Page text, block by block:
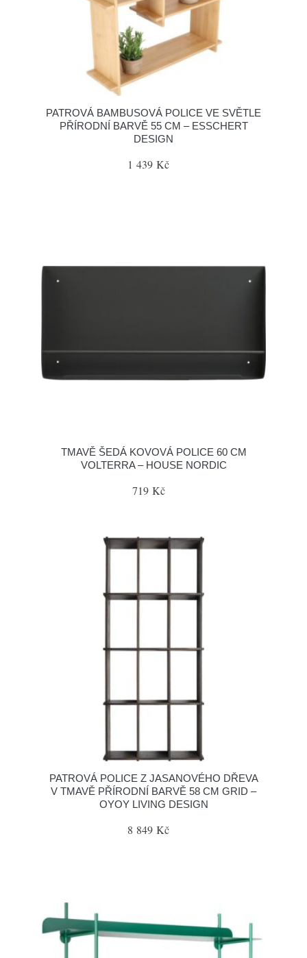
PATROVÁ BAMBUSOVÁ POLICE VE SVĚTLE
PŘÍRODNÍ BARVĚ 55 CM – ESSCHERT
DESIGN
1 439 Kč
TMAVĚ ŠEDÁ KOVOVÁ POLICE 60 CM
VOLTERRA – HOUSE NORDIC
719 Kč
PATROVÁ POLICE Z JASANOVÉHO DŘEVA
V TMAVĚ PŘÍRODNÍ BARVĚ 58 CM GRID –
OYOY LIVING DESIGN
8 849 Kč